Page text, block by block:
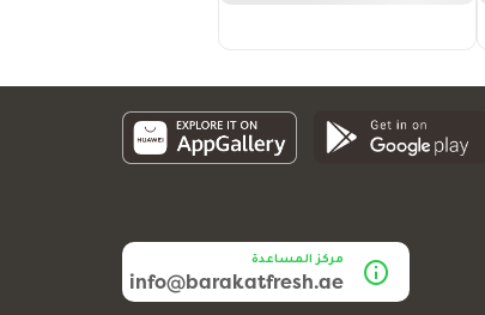
مركز المساعدة
info@barakatfresh.ae